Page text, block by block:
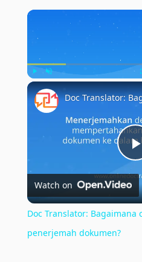
Play Unmute
Watch on
Doc Translator: Bagaimana
penerjemah dokumen?